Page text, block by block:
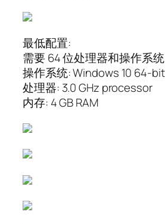
最低配置:
需要 64 位处理器和操作系统
操作系统: Windows 10 64-bit
处理器: 3.0 GHz processor
内存: 4 GB RAM